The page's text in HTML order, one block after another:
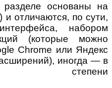
основаны на
и отличаются, по сути,
набором
(которые можно
Chrome или Яндекс
иногда — в
степени